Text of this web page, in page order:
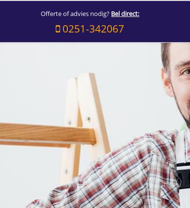
Offerte of advies nodig? Bel direct:
0251-342067